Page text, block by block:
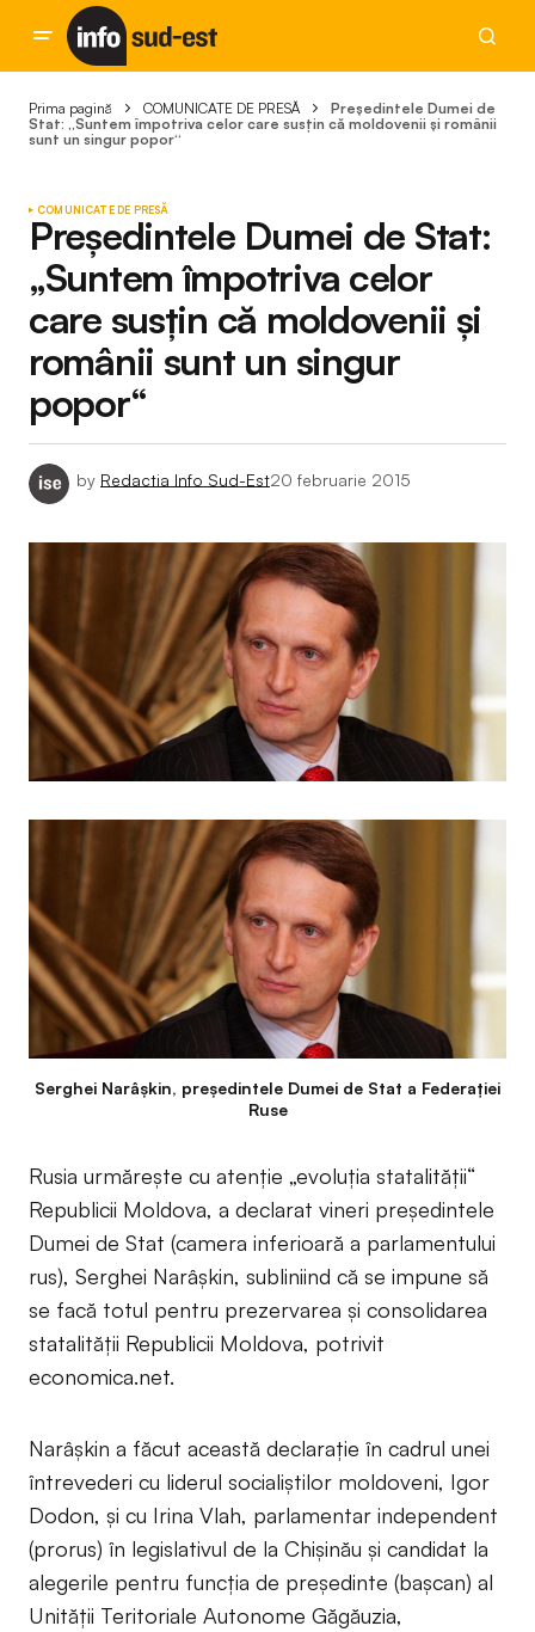
Prima pagină COMUNICATE DE PRESĂ
Preşedintele Dumei de
Stat: „Suntem împotriva celor care susţin că moldovenii şi românii
sunt un singur popor“
COMUNICATE DE PRESĂ
Preşedintele Dumei de Stat:
„Suntem împotriva celor
care susţin că moldovenii şi
românii sunt un singur
popor“
by Redactia Info Sud-Est20 februarie 2015
Serghei Narâşkin, președintele Dumei de Stat a Federației
Ruse
Rusia urmăreşte cu atenţie „evoluţia statalităţii“
Republicii Moldova, a declarat vineri preşedintele
Dumei de Stat (camera inferioară a parlamentului
rus), Serghei Narâşkin, subliniind că se impune să
se facă totul pentru prezervarea şi consolidarea
statalităţii Republicii Moldova, potrivit
economica.net.
Narâşkin a făcut această declaraţie în cadrul unei
întrevederi cu liderul socialiştilor moldoveni, Igor
Dodon, şi cu Irina Vlah, parlamentar independent
(prorus) în legislativul de la Chişinău şi candidat la
alegerile pentru funcţia de preşedinte (başcan) al
Unităţii Teritoriale Autonome Găgăuzia,